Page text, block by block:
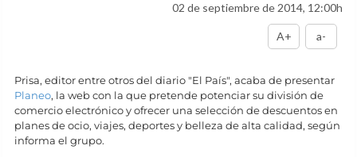
02 de septiembre de 2014, 12:00h
A+ a-
Prisa, editor entre otros del diario "El País", acaba de presentar
Planeo, la web con la que pretende potenciar su división de
comercio electrónico y ofrecer una selección de descuentos en
planes de ocio, viajes, deportes y belleza de alta calidad, según
informa el grupo.